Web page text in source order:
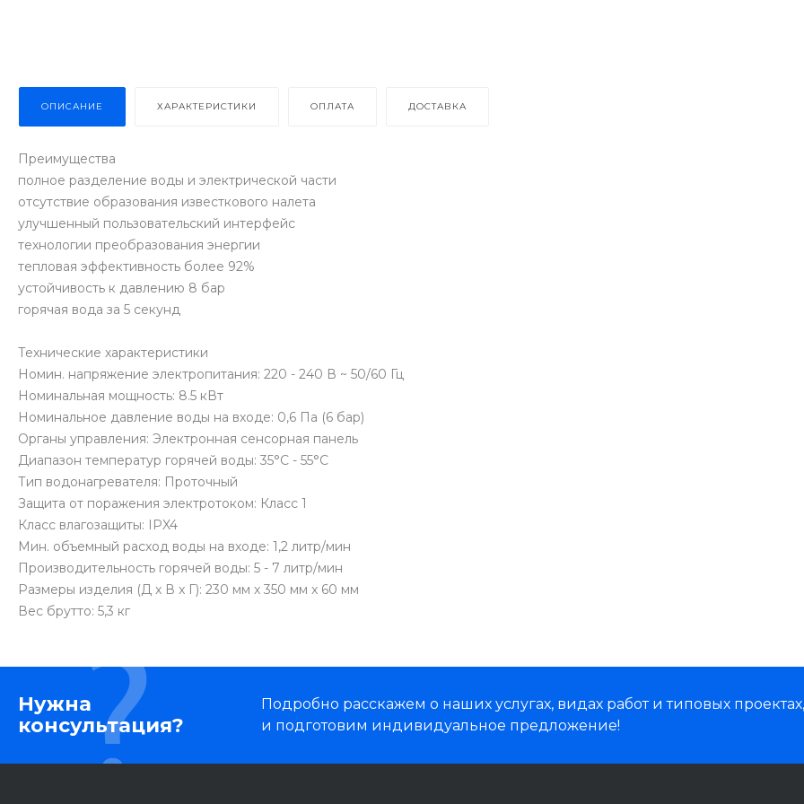
ОПИСАНИЕ ХАРАКТЕРИСТИКИ ОПЛАТА ДОСТАВКА
Преимущества
полное разделение воды и электрической части
отсутствие образования известкового налета
улучшенный пользовательский интерфейс
технологии преобразования энергии
тепловая эффективность более 92%
устойчивость к давлению 8 бар
горячая вода за 5 секунд
Технические характеристики
Номин. напряжение электропитания: 220 - 240 В ~ 50/60 Гц
Номинальная мощность: 8.5 кВт
Номинальное давление воды на входе: 0,6 Па (6 бар)
Органы управления: Электронная сенсорная панель
Диапазон температур горячей воды: 35°С - 55°С
Тип водонагревателя: Проточный
Защита от поражения электротоком: Класс 1
Класс влагозащиты: IPX4
Мин. объемный расход воды на входе: 1,2 литр/мин
Производительность горячей воды: 5 - 7 литр/мин
Размеры изделия (Д x В x Г): 230 мм x 350 мм x 60 мм
Вес брутто: 5,3 кг
Нужна
консультация?
Подробно расскажем о наших услугах, видах работ и типовых
и подготовим индивидуальное предложение!